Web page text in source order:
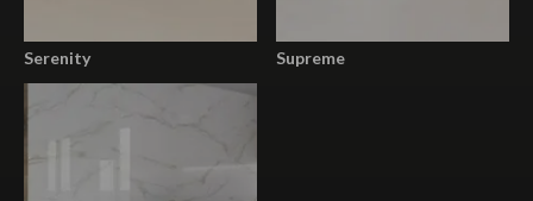
Serenity Supreme